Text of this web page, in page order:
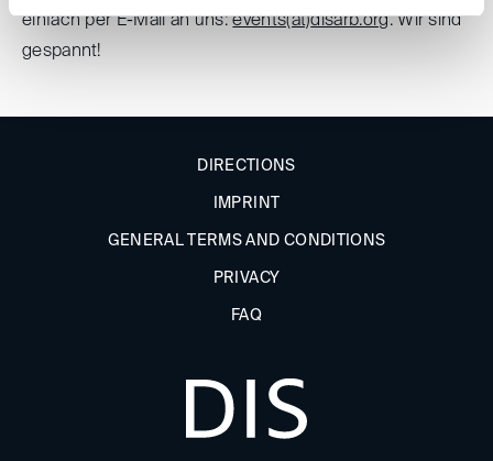
einfach per E-Mail an uns:events(at)disarb.org. Wir sind
gespannt!
DIRECTIONS
IMPRINT
GENERAL TERMS AND CONDITIONS
PRIVACY
FAQ